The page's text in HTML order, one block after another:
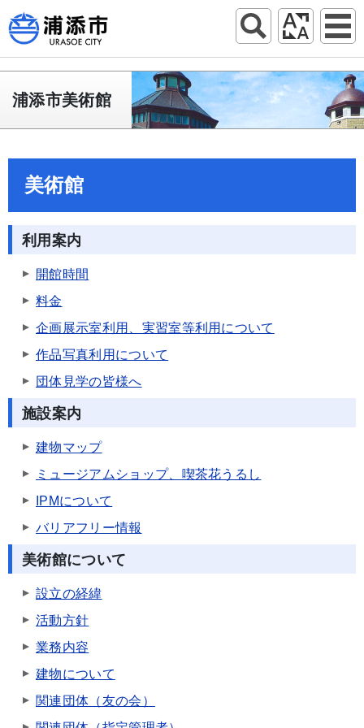
浦添市美術館
美術館
利用案内
開館時間
料金
企画展示室利用、実習室等利用について
作品写真利用について
団体見学の皆様へ
施設案内
建物マップ
ミュージアムショップ、喫茶花うるし
IPMについて
バリアフリー情報
美術館について
設立の経緯
活動方針
業務内容
建物について
関連団体（友の会）